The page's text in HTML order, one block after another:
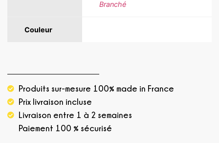
Branché
Couleur
Produits sur-mesure 100% made in France
Prix livraison incluse
Livraison entre 1 à 2 semaines
Paiement 100 % sécurisé